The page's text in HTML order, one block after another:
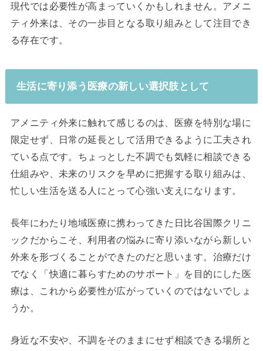
現代では必要性が高まっていくかもしれません。アメニ
ティ外来は、その一歩目となる取り組みとして注目でき
る存在です。
生活に寄り添う医療の新しい選択肢として
アメニティ外来に触れて感じるのは、医療を特別な場に
限定せず、日常の延長として活用できるように工夫され
ている点です。ちょっとした不調でも気軽に相談できる
仕組みや、未来のリスクを早めに把握する取り組みは、
忙しい生活を送る人にとって心強い支えになります。
長年にわたり地域医療に携わってきた日比谷国際クリニ
ックだからこそ、利用者の悩みに寄り添いながら新しい
外来を形づくることができたのだと思います。治療だけ
でなく「快適に暮らすためのサポート」を目的にした医
療は、これから必要性が広がっていくのではないでしょ
うか。
身近な不安や、不調をそのままにせず相談できる場所と